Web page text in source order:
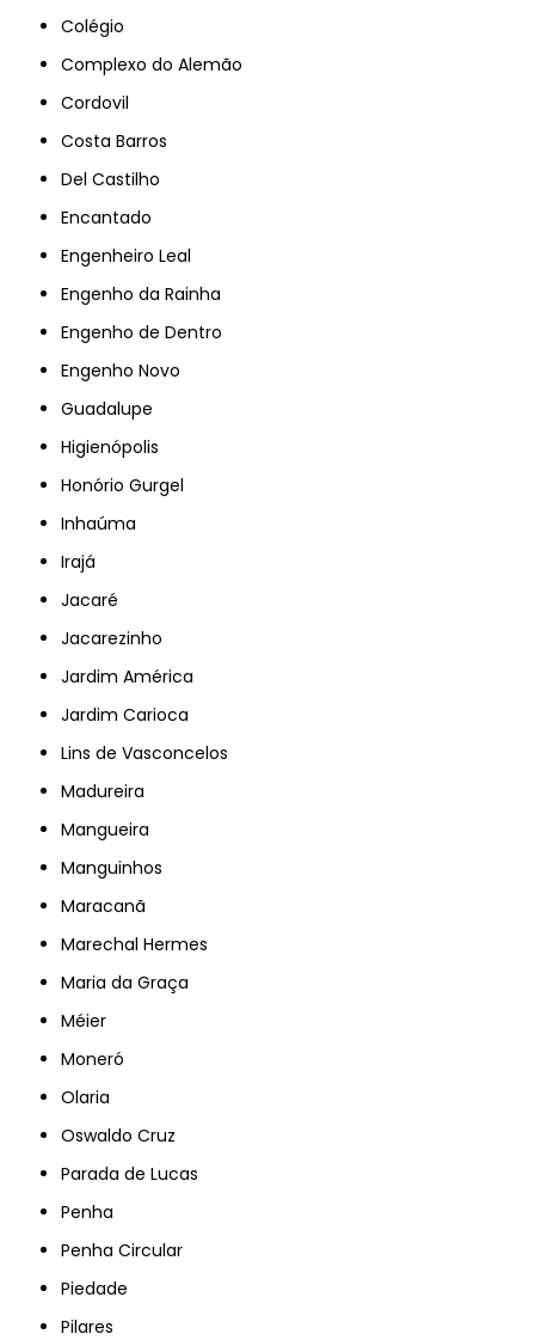
Colégio
Complexo do Alemão
Cordovil
Costa Barros
Del Castilho
Encantado
Engenheiro Leal
Engenho da Rainha
Engenho de Dentro
Engenho Novo
Guadalupe
Higienópolis
Honório Gurgel
Inhaúma
Irajá
Jacaré
Jacarezinho
Jardim América
Jardim Carioca
Lins de Vasconcelos
Madureira
Mangueira
Manguinhos
Maracanã
Marechal Hermes
Maria da Graça
Méier
Moneró
Olaria
Oswaldo Cruz
Parada de Lucas
Penha
Penha Circular
Piedade
Pilares